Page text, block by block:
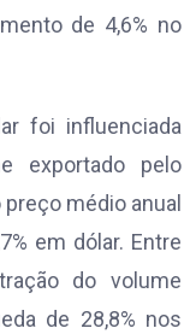
de 4,6% no
foi influenciada
exportado pelo
médio anual
em dólar. Entre
do volume
de 28,8% nos